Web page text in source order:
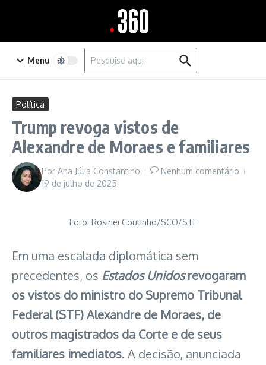
Menu
Procurar por:
Política
Trump revoga vistos de
Alexandre de Moraes e familiares
Por Ana Júlia Constantino
Nenhum comentário
19 de julho de 2025
Foto: Rosinei Coutinho/SCO/STF
Em uma escalada diplomática sem
precedentes, os Estados Unidosrevogaram
os vistos do ministro do Supremo Tribunal
Federal (STF) Alexandre de Moraes, de
outros magistrados da Corte e de seus
familiares imediatos. A decisão, anunciada